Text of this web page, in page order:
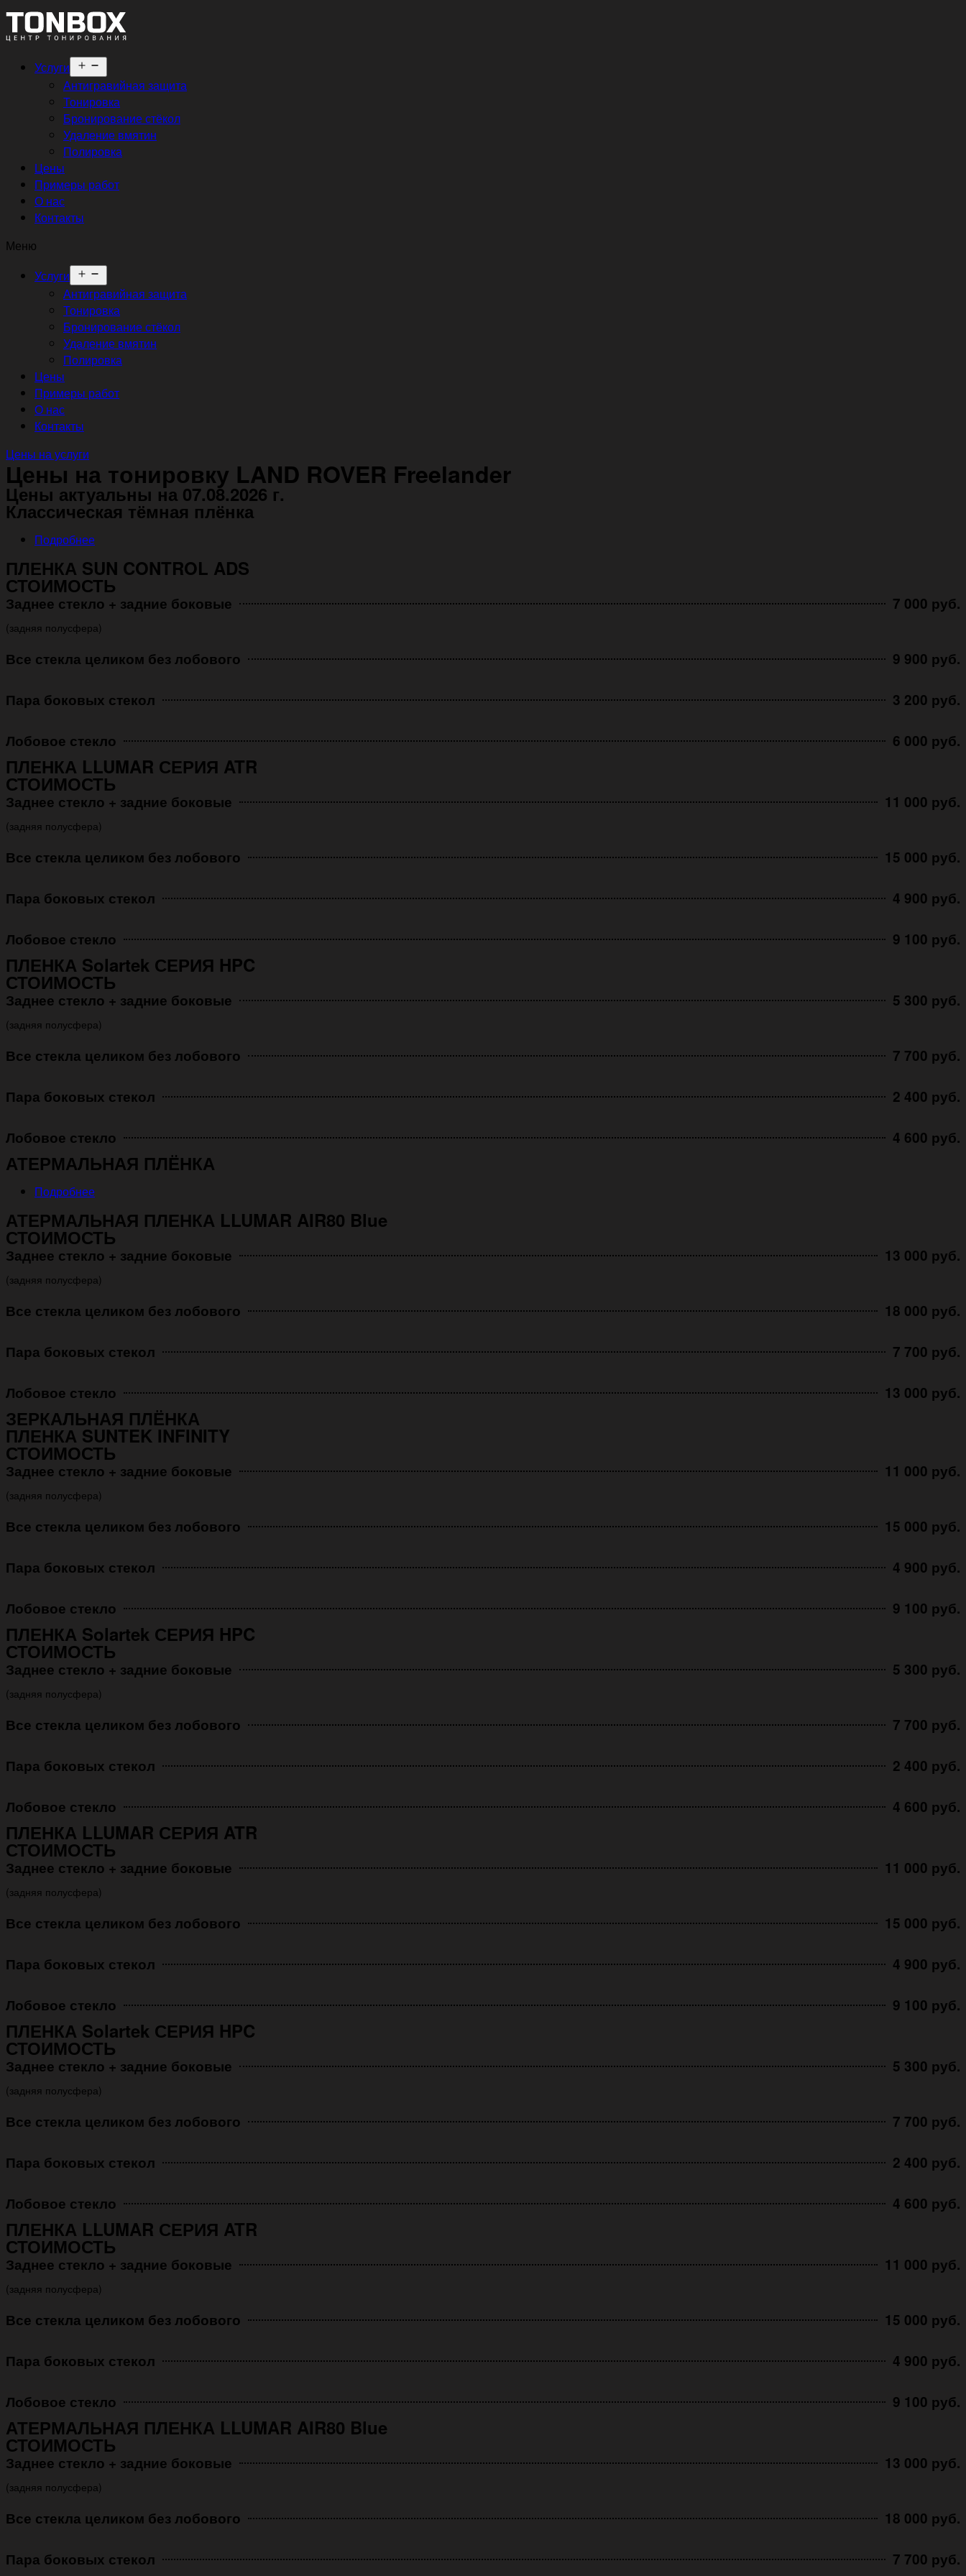
Услуги
меню
Антигравийная защита
Тонировка
Бронирование стёкол
Удаление вмятин
Полировка
Цены
Примеры работ
О нас
Контакты
Меню
Услуги
меню
Антигравийная защита
Тонировка
Бронирование стёкол
Удаление вмятин
Полировка
Цены
Примеры работ
О нас
Контакты
Цены на услуги
Цены на тонировку LAND ROVER Freelander
Цены актуальны на 07.08.2026 г.
Классическая тёмная плёнка
Подробнее
ПЛЕНКА SUN CONTROL ADS
СТОИМОСТЬ
Заднее стекло + задние боковые 7 000 руб.
(задняя полусфера)
Все стекла целиком без лобового 9 900 руб.
Пара боковых стекол 3 200 руб.
Лобовое стекло 6 000 руб.
ПЛЕНКА LLUMAR СЕРИЯ ATR
СТОИМОСТЬ
Заднее стекло + задние боковые 11 000 руб.
(задняя полусфера)
Все стекла целиком без лобового 15 000 руб.
Пара боковых стекол 4 900 руб.
Лобовое стекло 9 100 руб.
ПЛЕНКА Solartek СЕРИЯ HPC
СТОИМОСТЬ
Заднее стекло + задние боковые 5 300 руб.
(задняя полусфера)
Все стекла целиком без лобового 7 700 руб.
Пара боковых стекол 2 400 руб.
Лобовое стекло 4 600 руб.
АТЕРМАЛЬНАЯ ПЛЁНКА
Подробнее
АТЕРМАЛЬНАЯ ПЛЕНКА LLUMAR AIR80 Blue
СТОИМОСТЬ
Заднее стекло + задние боковые 13 000 руб.
(задняя полусфера)
Все стекла целиком без лобового 18 000 руб.
Пара боковых стекол 7 700 руб.
Лобовое стекло 13 000 руб.
ЗЕРКАЛЬНАЯ ПЛЁНКА
ПЛЕНКА SUNTEK INFINITY
СТОИМОСТЬ
Заднее стекло + задние боковые 11 000 руб.
(задняя полусфера)
Все стекла целиком без лобового 15 000 руб.
Пара боковых стекол 4 900 руб.
Лобовое стекло 9 100 руб.
ПЛЕНКА Solartek СЕРИЯ HPC
СТОИМОСТЬ
Заднее стекло + задние боковые 5 300 руб.
(задняя полусфера)
Все стекла целиком без лобового 7 700 руб.
Пара боковых стекол 2 400 руб.
Лобовое стекло 4 600 руб.
ПЛЕНКА LLUMAR СЕРИЯ ATR
СТОИМОСТЬ
Заднее стекло + задние боковые 11 000 руб.
(задняя полусфера)
Все стекла целиком без лобового 15 000 руб.
Пара боковых стекол 4 900 руб.
Лобовое стекло 9 100 руб.
ПЛЕНКА Solartek СЕРИЯ HPC
СТОИМОСТЬ
Заднее стекло + задние боковые 5 300 руб.
(задняя полусфера)
Все стекла целиком без лобового 7 700 руб.
Пара боковых стекол 2 400 руб.
Лобовое стекло 4 600 руб.
ПЛЕНКА LLUMAR СЕРИЯ ATR
СТОИМОСТЬ
Заднее стекло + задние боковые 11 000 руб.
(задняя полусфера)
Все стекла целиком без лобового 15 000 руб.
Пара боковых стекол 4 900 руб.
Лобовое стекло 9 100 руб.
АТЕРМАЛЬНАЯ ПЛЕНКА LLUMAR AIR80 Blue
СТОИМОСТЬ
Заднее стекло + задние боковые 13 000 руб.
(задняя полусфера)
Все стекла целиком без лобового 18 000 руб.
Пара боковых стекол 7 700 руб.